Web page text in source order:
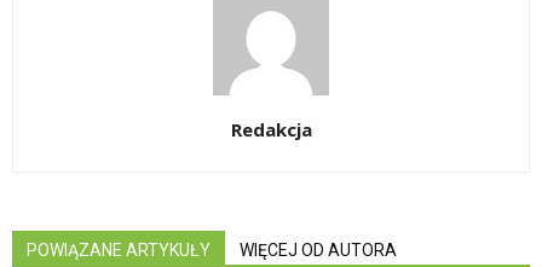
Redakcja
POWIĄZANE ARTYKUŁY WIĘCEJ OD AUTORA